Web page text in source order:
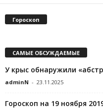
Гороскоп
САМЫЕ ОБСУЖДАЕМЫЕ
У крыс обнаружили
adminN - 23.11.2025
Гороскоп на 19 ноября